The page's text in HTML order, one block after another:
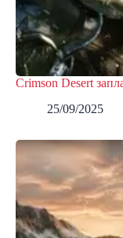
Crimson Desert
25/09/2025